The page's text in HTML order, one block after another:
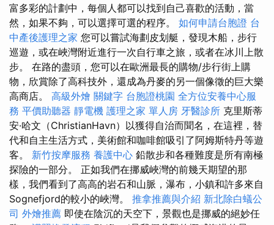
富多彩的計劃中，每個人都可以找到自己喜歡的活動，當
然，如果不夠，可以選擇可選的程序。 如何申請台胞證 台
中產後護理之家 您可以嘗試海劃皮划艇，發現木船，步行
巡遊，或在峽灣附近進行一次自行車之旅，或者在冰川上散
步。 在路的盡頭，您可以在歐洲最長的購物/步行街上購
物，欣賞除了高科技外，還成為丹麥的另一個像徵的巨大樂
高商店。 高級外燴 關鍵字 台胞證桃園 全方位安養中心服
務 平價助聽器 靜電機 護理之家 單人房 牙醫診所 克里斯蒂
安·哈文（ChristianHavn）以獲得自治而聞名，在這裡，替
代和自主生活方式，美術館和咖啡館吸引了阿姆斯特丹等遊
客。 新竹按摩服務 養護中心 鉛散步和各種難度是所有南極
探險的一部分。 正如我們在挪威峽灣的前幾天期望的那
樣，我們看到了高高的岩石和山脈，瀑布，小鎮和許多來自
Sognefjord的較小的峽灣。 推拿推薦與介紹 新北除白蟻公
司 外燴推薦 即使在陰沉的天空下，景觀也是挪威的絕妙任